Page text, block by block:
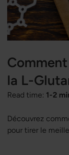
la L-
Read time: 1-2
Découvrez
pour tirer le